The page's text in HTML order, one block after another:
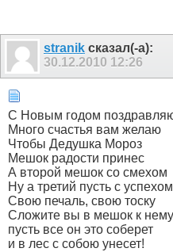
stranik сказал(-а):
30.12.2010 12:26
С Новым годом
Много счастья вам желаю
Чтобы Дедушка Мороз
Мешок радости принес
А второй мешок со смехом
Ну а третий пусть с успехом
Свою печаль, свою тоску
Сложите вы в мешок к нему
пусть все он это соберет
и в лес с собою унесет!